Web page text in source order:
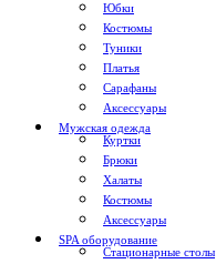
Юбки
Костюмы
Туники
Платья
Сарафаны
Аксессуары
Мужская одежда
Куртки
Брюки
Халаты
Костюмы
Аксессуары
SPA оборудование
Стационарные столы